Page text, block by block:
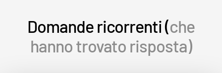
Domande ricorrenti (che
hanno trovato risposta)